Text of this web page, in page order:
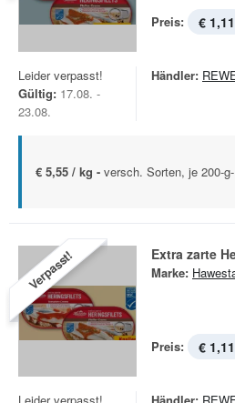
Preis: € 1,11
Leider verpasst!
Gültig: 17.08. -
23.08.
Händler:
€ 5,55 / kg - versch. Sorten, je 200-
Verpasst! Extra zarte
Marke:
Preis: € 1,11